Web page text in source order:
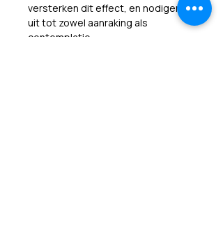
versterken dit effect, en nodigen
uit tot zowel aanraking als
contemplatie.